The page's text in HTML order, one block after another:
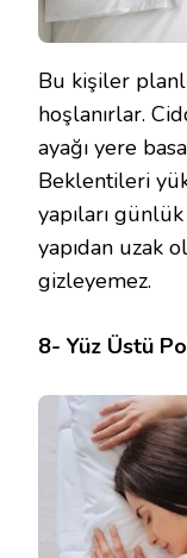
Bu kişiler
hoşlanırlar.
ayağı yere
Beklentileri
yapıları
yapıdan uzak
gizleyemez.
8- Yüz Üstü